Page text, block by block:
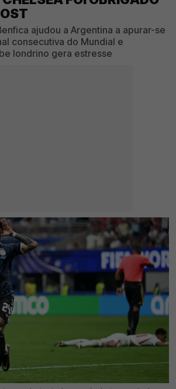
ajudou a Argentina a apurar-se
consecutiva do Mundial e
londrino gera estresse